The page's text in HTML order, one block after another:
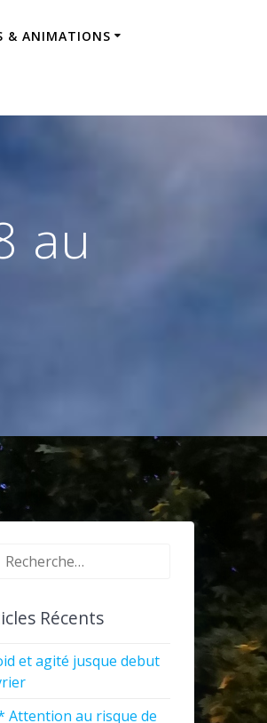
& ANIMATIONS
au
Récents
et agité jusque debut
Attention au risque de